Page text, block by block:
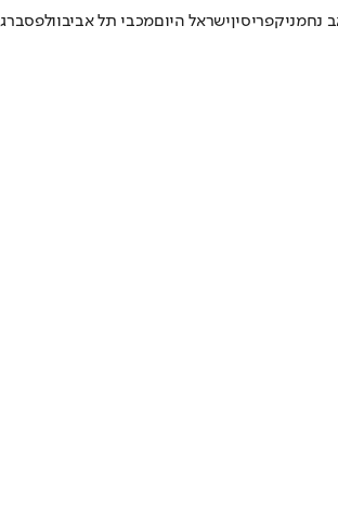
נחמניקפריסיןישראל היוםמכבי תל אביב